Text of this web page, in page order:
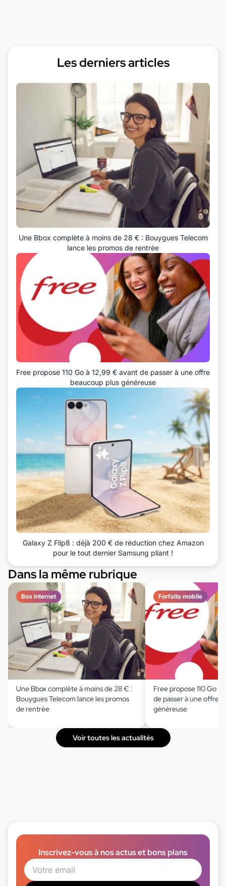
Les derniers articles
Une Bbox complète à moins de 28 € : Bouygues Telecom
lance les promos de rentrée
Free propose 110 Go à 12,99 € avant de passer à une offre
beaucoup plus généreuse
Galaxy Z Flip8 : déjà 200 € de réduction chez Amazon
pour le tout dernier Samsung pliant !
Dans la même rubrique
Box internet
Une Bbox complète à moins de 28 € :
Bouygues Telecom lance les promos
de rentrée
Forfaits mobile
Free propose 110 Go à
de passer à une offre
généreuse
Voir toutes les actualités
Inscrivez-vous à nos actus et bons plans